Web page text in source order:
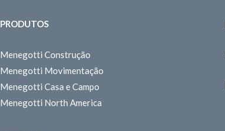
PRODUTOS
Menegotti Construção
Menegotti Movimentação
Menegotti Casa e Campo
Menegotti North America